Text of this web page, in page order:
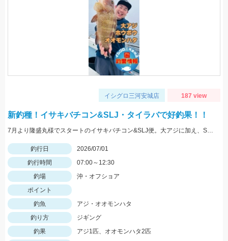
イシグロ三河安城店 187 view
新釣種！イサキバチコン&SLJ・タイラバで好釣果！！
7月より隆盛丸様でスタートのイサキバチコン&SLJ便。大アジに加え、SLJ・タイラバで良型のオオモンハタやヒラメ、ホウボウの釣果！
釣行日
2026/07/01
釣行時間
07:00～12:30
釣場
沖・オフショア
ポイント
釣魚
アジ・オオモンハタ
釣り方
ジギング
釣果
アジ1匹、オオモンハタ2匹